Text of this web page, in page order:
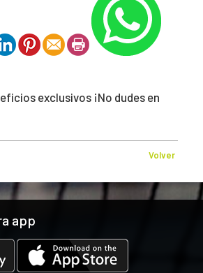
exclusivos ¡No dudes en
Volver
app